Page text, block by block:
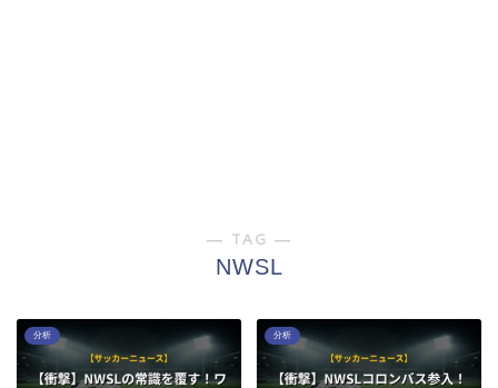
― TAG ―
NWSL
分析 分析